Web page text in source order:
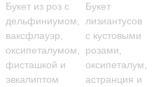
Букет из роз с
дельфиниумом,
ваксфлауэр,
оксипеталумом,
фисташкой и
эвкалиптом
Букет
лизиантусов
с кустовыми
розами,
оксипеталум,
астранция и